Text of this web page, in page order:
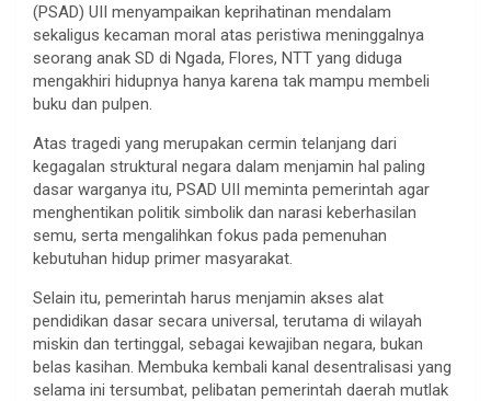
(PSAD) UII menyampaikan keprihatinan mendalam
sekaligus kecaman moral atas peristiwa meninggalnya
seorang anak SD di Ngada, Flores, NTT yang diduga
mengakhiri hidupnya hanya karena tak mampu membeli
buku dan pulpen.
Atas tragedi yang merupakan cermin telanjang dari
kegagalan struktural negara dalam menjamin hal paling
dasar warganya itu, PSAD UII meminta pemerintah agar
menghentikan politik simbolik dan narasi keberhasilan
semu, serta mengalihkan fokus pada pemenuhan
kebutuhan hidup primer masyarakat.
Selain itu, pemerintah harus menjamin akses alat
pendidikan dasar secara universal, terutama di wilayah
miskin dan tertinggal, sebagai kewajiban negara, bukan
belas kasihan. Membuka kembali kanal desentralisasi yang
selama ini tersumbat, pelibatan pemerintah daerah mutlak